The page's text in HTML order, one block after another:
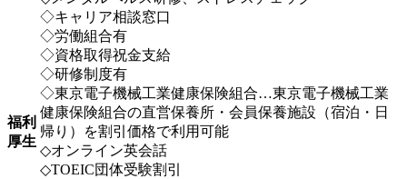
福利
厚生
◇キャリア相談窓口
◇労働組合有
◇資格取得祝金支給
◇研修制度有
◇東京電子機械工業健康保険組合…東京電子機械工業
健康保険組合の直営保養所・会員保養施設（宿泊・日
帰り）を割引価格で利用可能
◇オンライン英会話
◇TOEIC団体受験割引